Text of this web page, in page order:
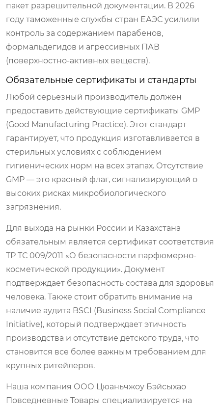
пакет разрешительной документации. В 2026
году таможенные службы стран ЕАЭС усилили
контроль за содержанием парабенов,
формальдегидов и агрессивных ПАВ
(поверхностно-активных веществ).
Обязательные сертификаты и стандарты
Любой серьезный производитель должен
предоставить действующие сертификаты GMP
(Good Manufacturing Practice). Этот стандарт
гарантирует, что продукция изготавливается в
стерильных условиях с соблюдением
гигиенических норм на всех этапах. Отсутствие
GMP — это красный флаг, сигнализирующий о
высоких рисках микробиологического
загрязнения.
Для выхода на рынки России и Казахстана
обязательным является сертификат соответствия
ТР ТС 009/2011 «О безопасности парфюмерно-
косметической продукции». Документ
подтверждает безопасность состава для здоровья
человека. Также стоит обратить внимание на
наличие аудита BSCI (Business Social Compliance
Initiative), который подтверждает этичность
производства и отсутствие детского труда, что
становится все более важным требованием для
крупных ритейлеров.
Наша компания ООО Цюаньчжоу Бэйсыхао
Повседневные Товары специализируется на